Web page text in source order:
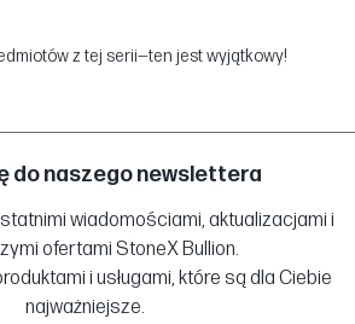
z tej serii—ten jest wyjątkowy!
do naszego newslettera
wiadomościami, aktualizacjami i
ofertami StoneX Bullion.
i usługami, które są dla Ciebie
najważniejsze.